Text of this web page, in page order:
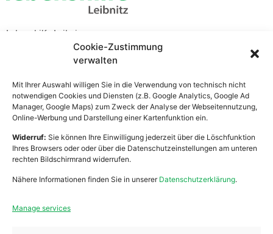
Cookie-Zustimmung
verwalten
Mit Ihrer Auswahl willigen Sie in die Verwendung von technisch nicht
notwendigen Cookies und Diensten (z.B. Google Analytics, Google Ad
Manager, Google Maps) zum Zweck der Analyse der Webseitennutzung,
Online-Werbung und Darstellung einer Kartenfunktion ein.
Widerruf: Sie können Ihre Einwilligung jederzeit über die Löschfunktion
Ihres Browsers oder oder über die Datenschutzeinstellungen am unteren
rechten Bildschirmrand widerrufen.
Nähere Informationen finden Sie in unserer Datenschutzerklärung.
Manage services
Lebenshilfe Leibnitz
Zentrale Verwaltung
Bahnhofstraße 21
Wohnen
Mobile Dienste
Über Uns
Ehrenamt
Anfragen